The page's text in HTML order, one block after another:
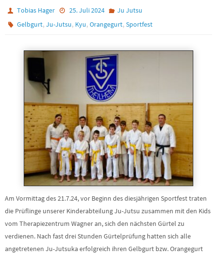
Tobias Hager 25. Juli 2024
Ju Jutsu
Gelbgurt,Ju-Jutsu, Kyu,Orangegurt,Sportfest
Am Vormittag des 21.7.24, vor Beginn des diesjährigen Sportfest traten
die Prüflinge unserer Kinderabteilung Ju-Jutsu zusammen mit den Kids
vom Therapiezentrum Wagner an, sich den nächsten Gürtel zu
verdienen. Nach fast drei Stunden Gürtelprüfung hatten sich alle
angetretenen Ju-Jutsuka erfolgreich ihren Gelbgurt bzw. Orangegurt